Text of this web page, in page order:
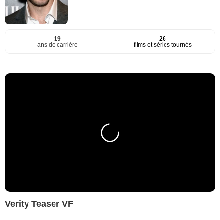
19
ans de carrière
26
films et séries tournés
Verity Teaser VF